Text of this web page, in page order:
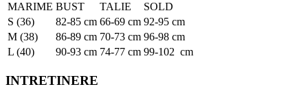
MARIME BUST TALIE
SOLD
S (36)
82-85 cm 66-69 cm 92-95 cm
M (38)
86-89 cm 70-73 cm 96-98 cm
L (40)
90-93 cm 74-77 cm 99-102 cm
INTRETINERE